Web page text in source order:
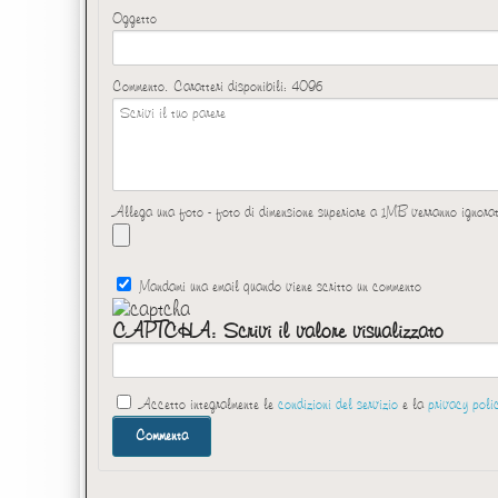
Oggetto
Commento. Caratteri disponibili: 4096
Allega una foto - foto di dimensione superiore a 1MB verranno
Mandami una email quando viene scritto un commento
CAPTCHA: Scrivi il valore visualizzato
Accetto integralmente le condizioni del servizio e la privacy